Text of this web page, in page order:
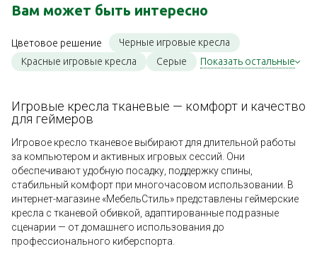
Вам может быть интересно
Цветовое решение
Черные игровые кресла
Красные игровые кресла
Серые Показать остальные
Игровые кресла тканевые — комфорт и качество
для геймеров
Игровое кресло тканевое выбирают для длительной работы
за компьютером и активных игровых сессий. Они
обеспечивают удобную посадку, поддержку спины,
стабильный комфорт при многочасовом использовании. В
интернет-магазине «МебельСтиль» представлены геймерские
кресла с тканевой обивкой, адаптированные под разные
сценарии — от домашнего использования до
профессионального киберспорта.